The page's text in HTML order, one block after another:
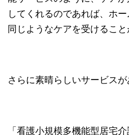
してくれるのであれば、ホ
同じようなケアを受けること
さらに素晴らしいサービスが
「看護小規模多機能型居宅介